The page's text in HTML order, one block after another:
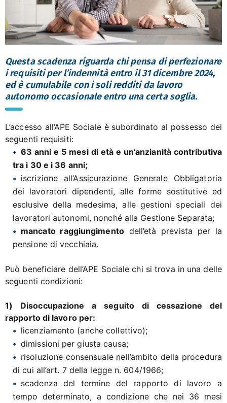
Questa scadenza riguarda chi pensa di perfezionare
i requisiti per l’indennità entro il 31 dicembre 2024,
ed è cumulabile con i soli redditi da lavoro
autonomo occasionale entro una certa soglia.
L’accesso all’APE Sociale è subordinato al possesso dei
seguenti requisiti:
63 anni e 5 mesi di età e un’anzianità contributiva
tra i 30 e i 36 anni;
iscrizione all’Assicurazione Generale Obbligatoria
dei lavoratori dipendenti, alle forme sostitutive ed
esclusive della medesima, alle gestioni speciali dei
lavoratori autonomi, nonché alla Gestione Separata;
mancato raggiungimentodell’età prevista per la
pensione di vecchiaia.
Può beneficiare dell’APE Sociale chi si trova in una delle
seguenti condizioni:
1) Disoccupazione a seguito di cessazione del
rapporto di lavoro per:
licenziamento (anche collettivo);
dimissioni per giusta causa;
risoluzione consensuale nell’ambito della procedura
di cui all’art. 7 della legge n. 604/1966;
scadenza del termine del rapporto di lavoro a
tempo determinato, a condizione che nei 36 mesi